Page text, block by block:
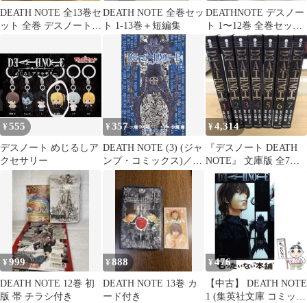
DEATH NOTE 全13巻セ
ット 全巻 デスノート
DEATH NOTE 全巻セッ
ト 1-13巻＋短編集
DEATHNOTE デスノー
ト 1〜12巻 全巻セット
全巻シュリンク付
¥555
デスノート めじるしア
クセサリー
¥357
DEATH NOTE (3) (ジャ
ンプ・コミックス)／小
¥4,314
『デスノート DEATH
NOTE』 文庫版 全7巻
セット 小畑健／大場つ
ぐみ
¥999
DEATH NOTE 12巻 初
版 帯 チラシ付き
¥888
DEATH NOTE 13巻 カ
ード付き
¥ 476
【中古】 DEATH NOTE
1 (集英社文庫 コミック